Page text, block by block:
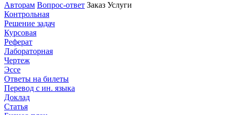
Авторам Вопрос-ответ Заказ Услуги
Контрольная
Решение задач
Курсовая
Реферат
Лабораторная
Чертеж
Эссе
Ответы на билеты
Перевод с ин. языка
Доклад
Статья